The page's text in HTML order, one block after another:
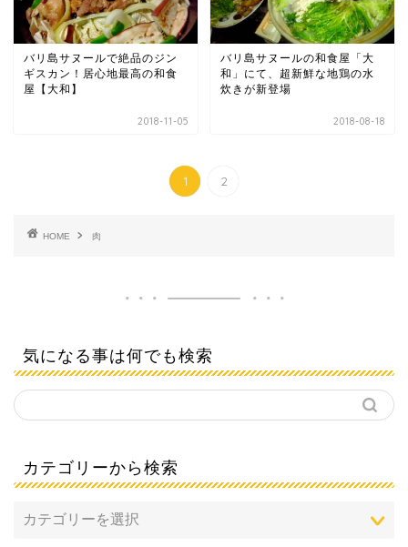
バリ島サヌールで絶品のジン
ギスカン！居心地最高の和食
屋【大和】
2018-11-05
バリ島サヌールの和食屋「大
和」にて、超新鮮な地鶏の水
炊きが新登場
2018-08-18
1 2
HOME 肉
気になる事は何でも検索
カテゴリーから検索